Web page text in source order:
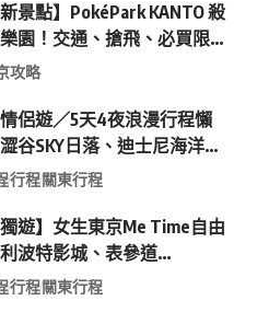
新景點】PokéPark KANTO 殺
園！交通、搶飛、必買限
攻略
攻略
侶遊／5天4夜浪漫行程懶
谷SKY日落、迪士尼海洋、
質感咖啡廳全收錄
行程關東行程
獨遊】女生東京Me Time自由
波特影城、表參道
與下北澤尋寶5日4夜慢活
行程關東行程